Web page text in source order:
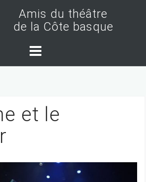
Amis du théâtre
de la Côte basque
et le